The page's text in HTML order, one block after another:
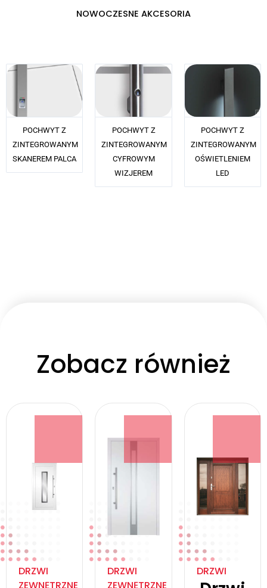
NOWOCZESNE AKCESORIA
POCHWYT Z
ZINTEGROWANYM
SKANEREM PALCA
POCHWYT Z
ZINTEGROWANYM
CYFROWYM
WIZJEREM
POCHWYT Z
ZINTEGROWANYM
OŚWIETLENIEM
LED
Zobacz również
DRZWI
ZEWNĘTRZNE
DRZWI
ZEWNĘTRZNE
DRZWI